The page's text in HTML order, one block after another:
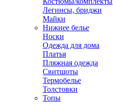
Легинсы, бриджи
Майки
Нижнее белье
Носки
Одежда для дома
Платья
Пляжная одежда
Свитшоты
Термобелье
Толстовки
Топы